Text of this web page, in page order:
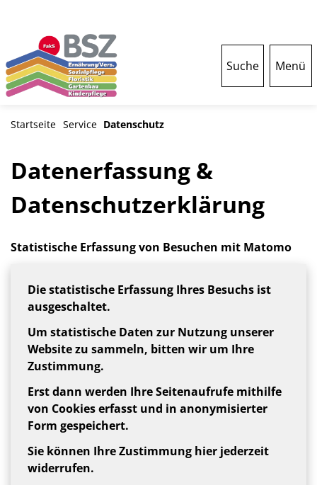
Suche Menü
Startseite Service Datenschutz
Datenerfassung &
Datenschutzerklärung
Statistische Erfassung von Besuchen mit Matomo
Die statistische Erfassung Ihres Besuchs ist
ausgeschaltet.
Um statistische Daten zur Nutzung unserer
Website zu sammeln, bitten wir um Ihre
Zustimmung.
Erst dann werden Ihre Seitenaufrufe mithilfe
von Cookies erfasst und in anonymisierter
Form gespeichert.
Sie können Ihre Zustimmung hier jederzeit
widerrufen.